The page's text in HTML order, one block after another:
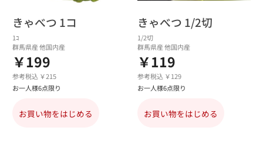
きゃべつ 1コ
1ｺ
群馬県産 他国内産
￥199
参考税込 ￥215
お一人様6点限り
お買い物をはじめる
きゃべつ 1/2切
1/2切
群馬県産 他国内産
￥119
参考税込 ￥129
お一人様6点限り
お買い物をはじめる